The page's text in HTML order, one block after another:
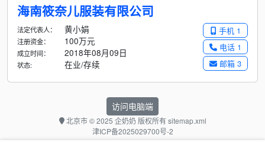
海南筱奈儿服装有限公司
手机 1
电话 1
邮箱 3
法定代表人： 黄小娟
注册资金： 100万元
成立时间： 2018年08月09日
状态: 在业/存续
访问电脑端
北京市© 2025 企奶奶 版权所有sitemap.xml
津ICP备2025029700号-2